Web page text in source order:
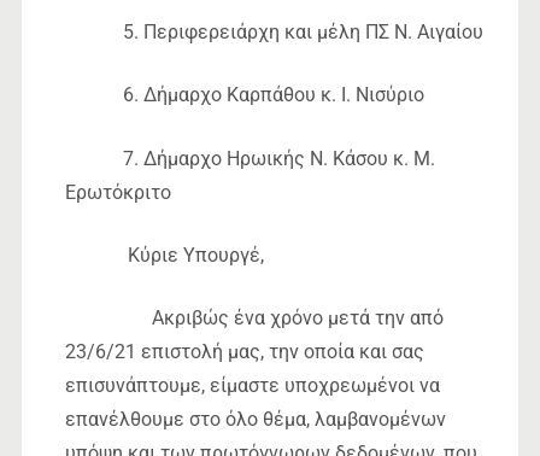
5. Περιφερειάρχη και μέλη ΠΣ Ν. Αιγαίου
6. Δήμαρχο Καρπάθου κ. Ι. Νισύριο
7. Δήμαρχο Ηρωικής Ν. Κάσου κ. Μ.
Ερωτόκριτο
Κύριε Υπουργέ,
Ακριβώς ένα χρόνο μετά την από
23/6/21 επιστολή μας, την οποία και σας
επισυνάπτουμε, είμαστε υποχρεωμένοι να
επανέλθουμε στο όλο θέμα, λαμβανομένων